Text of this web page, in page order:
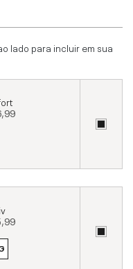
lado para incluir em sua